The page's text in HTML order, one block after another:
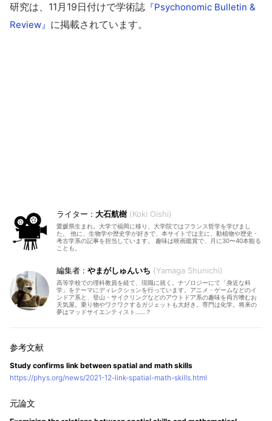
研究は、11月19日付けで学術誌 『Psychonomic Bulletin &
Review』 に掲載されています。
大石航樹 Koki Oishi
愛媛県生まれ。大学で福岡に移り、大学院ではフランス哲学を学びまし
た。 他に、生物学や歴史学が好きで、本サイトでは主に、動植物や歴史・
考古学系の記事を担当しています。 趣味は映画鑑賞で、月に30〜40本観る
ことも。
やまがしゅんいち Yamaga Shunichi
高等学校での理科教員を経て、現職に就く。ナゾロジーにて「身近な科
学」をテーマにディレクションを行っています。アニメ・ゲームなどのイ
ンドア系と、登山・サイクリングなどのアウトドア系の趣味を両方嗜むお
天気屋。乗り物やワクワクするガジェットも大好き。専門は化学。将来の
夢はマッドサイエンティスト……？
Study confirms link between spatial and math skills
https://phys.org/news/2021-12-link-spatial-math-skills.html